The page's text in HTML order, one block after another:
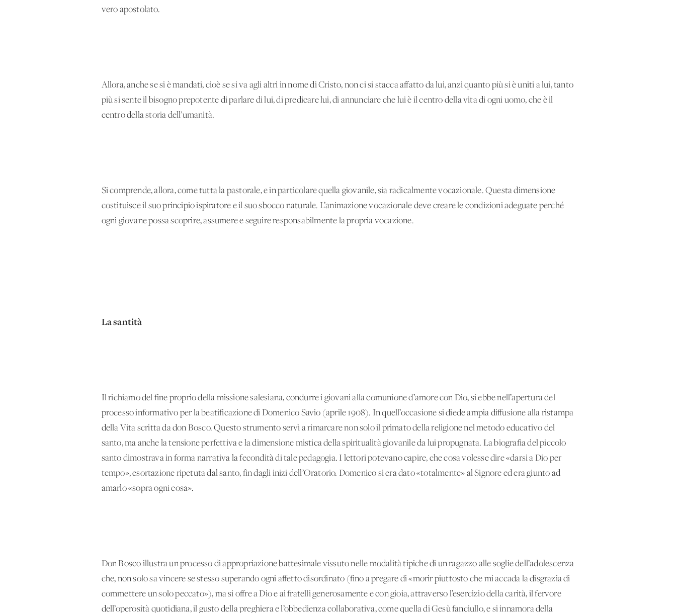
vero apostolato.
Allora, anche se si è mandati, cioè se si va agli altri in nome di Cristo, non ci si stacca affatto da lui, anzi quanto più si è uniti a lui, tanto
più si sente il bisogno prepotente di parlare di lui, di predicare lui, di annunciare che lui è il centro della vita di ogni uomo, che è il
centro della storia dell’umanità.
Si comprende, allora, come tutta la pastorale, e in particolare quella giovanile, sia radicalmente vocazionale. Questa dimensione
costituisce il suo principio ispiratore e il suo sbocco naturale. L’animazione vocazionale deve creare le condizioni adeguate perché
ogni giovane possa scoprire, assumere e seguire responsabilmente la propria vocazione.
La santità
Il richiamo del fine proprio della missione salesiana, condurre i giovani alla comunione d’amore con Dio, si ebbe nell’apertura del
processo informativo per la beatificazione di Domenico Savio (aprile 1908). In quell’occasione si diede ampia diffusione alla ristampa
della Vita scritta da don Bosco. Questo strumento servì a rimarcare non solo il primato della religione nel metodo educativo del
santo, ma anche la tensione perfettiva e la dimensione mistica della spiritualità giovanile da lui propugnata. La biografia del piccolo
santo dimostrava in forma narrativa la fecondità di tale pedagogia. I lettori potevano capire, che cosa volesse dire «darsi a Dio per
tempo», esortazione ripetuta dal santo, fin dagli inizi dell’Oratorio. Domenico si era dato «totalmente» al Signore ed era giunto ad
amarlo «sopra ogni cosa».
Don Bosco illustra un processo di appropriazione battesimale vissuto nelle modalità tipiche di un ragazzo alle soglie dell’adolescenza
che, non solo sa vincere se stesso superando ogni affetto disordinato (fino a pregare di «morir piuttosto che mi accada la disgrazia di
commettere un solo peccato»), ma si offre a Dio e ai fratelli generosamente e con gioia, attraverso l’esercizio della carità, il fervore
dell’operosità quotidiana, il gusto della preghiera e l’obbedienza collaborativa, come quella di Gesù fanciullo, e si innamora della